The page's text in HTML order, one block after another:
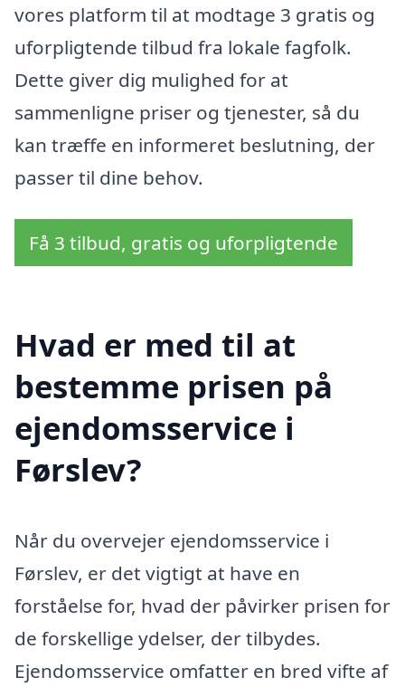
vores platform til at modtage 3 gratis og
uforpligtende tilbud fra lokale fagfolk.
Dette giver dig mulighed for at
sammenligne priser og tjenester, så du
kan træffe en informeret beslutning, der
passer til dine behov.
Få 3 tilbud, gratis og uforpligtende
Hvad er med til at
bestemme prisen på
ejendomsservice i
Førslev?
Når du overvejer ejendomsservice i
Førslev, er det vigtigt at have en
forståelse for, hvad der påvirker prisen for
de forskellige ydelser, der tilbydes.
Ejendomsservice omfatter en bred vifte af